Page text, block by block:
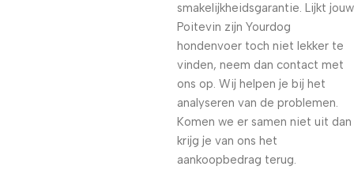
smakelijkheidsgarantie. Lijkt jouw
Poitevin zijn Yourdog
hondenvoer toch niet lekker te
vinden, neem dan contact met
ons op. Wij helpen je bij het
analyseren van de problemen.
Komen we er samen niet uit dan
krijg je van ons het
aankoopbedrag terug.